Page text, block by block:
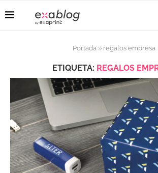
Portada» regalos empresa
ETIQUETA: REGALOS